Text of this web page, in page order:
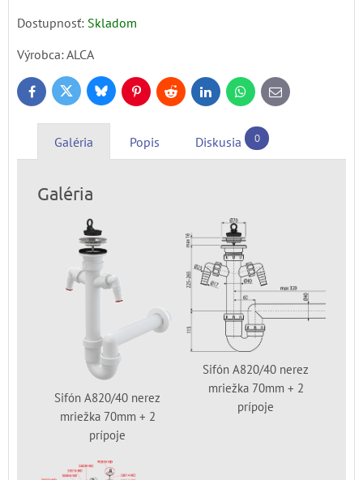
Dostupnosť: Skladom
Výrobca:ALCA
FacebookTwitter BlueskyPinterestReddit LinkedInWhatsApp
E-
mail
Galéria Popis Diskusia 0
Galéria
Sifón A820/40 nerez
mriežka 70mm + 2
prípoje
Sifón A820/40 nerez
mriežka 70mm + 2
prípoje